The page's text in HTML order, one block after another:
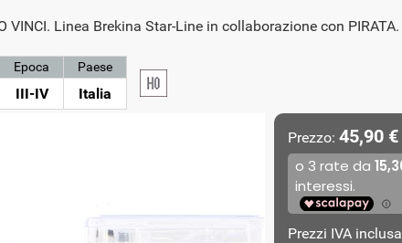
Linea Brekina Star-Line in collaborazione con PIRATA.
Epoca
III-IV
Paese
Italia
Prezzo: 45,90 €
Prezzi IVA inclusa